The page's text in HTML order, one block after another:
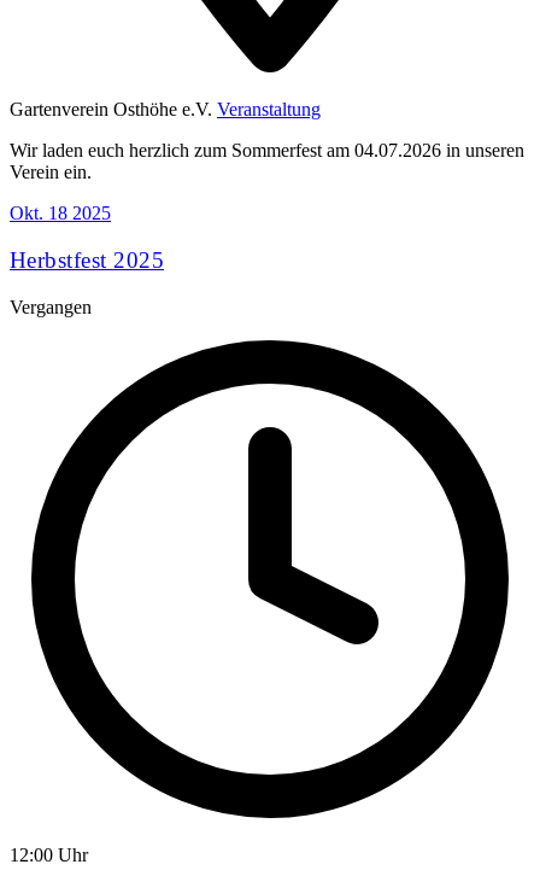
Gartenverein Osthöhe e.V. Veranstaltung
Wir laden euch herzlich zum Sommerfest am 04.07.2026 in unseren
Verein ein.
Okt. 18 2025
Herbstfest 2025
Vergangen
12:00 Uhr